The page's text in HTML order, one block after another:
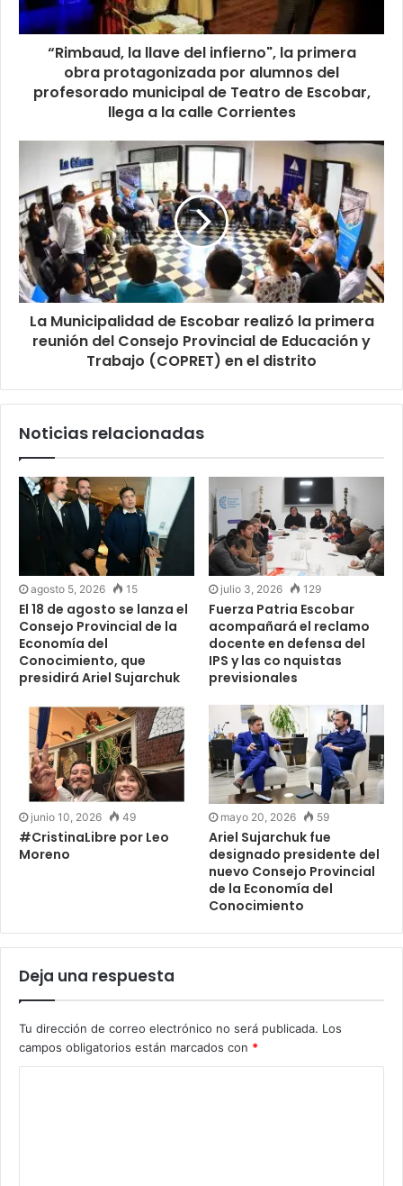
“Rimbaud, la llave del infierno", la primera
obra protagonizada por alumnos del
profesorado municipal de Teatro de Escobar,
llega a la calle Corrientes
La Municipalidad de Escobar realizó la primera
reunión del Consejo Provincial de Educación y
Trabajo (COPRET) en el distrito
Noticias relacionadas
agosto 5, 2026 15
El 18 de agosto se lanza el
Consejo Provincial de la
Economía del
Conocimiento, que
presidirá Ariel Sujarchuk
julio 3, 2026 129
Fuerza Patria Escobar
acompañará el reclamo
docente en defensa del
IPS y las co nquistas
previsionales
junio 10, 2026 49
#CristinaLibre por Leo
Moreno
mayo 20, 2026 59
Ariel Sujarchuk fue
designado presidente del
nuevo Consejo Provincial
de la Economía del
Conocimiento
Deja una respuesta
Tu dirección de correo electrónico no será publicada. Los
campos obligatorios están marcados con *